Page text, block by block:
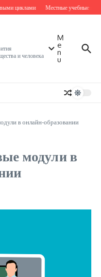
циклами Местные учебные
и человека
M
e
n
u
в онлайн-образовании
модули в